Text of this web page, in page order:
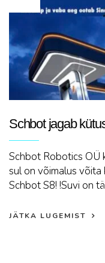
Schbot jagab
Schbot Robotics OÜ
sul on võimalus
Schbot S8! !Suvi on
JÄTKA LUGEMIST